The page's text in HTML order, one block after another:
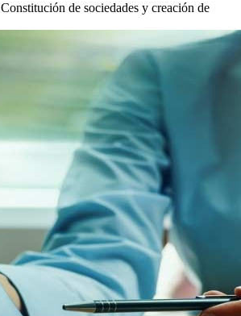
Constitución de sociedades y creación de